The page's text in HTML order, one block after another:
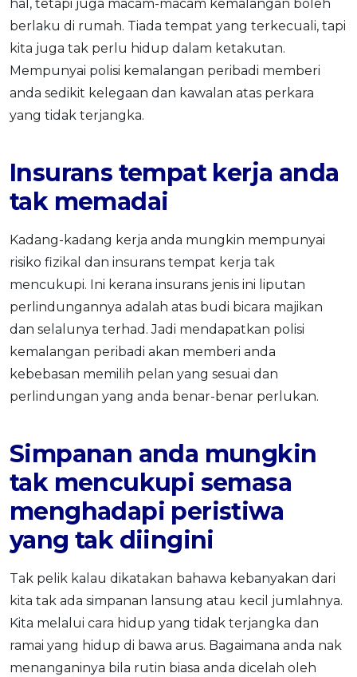
hal, tetapi juga macam-macam kemalangan boleh
berlaku di rumah. Tiada tempat yang terkecuali, tapi
kita juga tak perlu hidup dalam ketakutan.
Mempunyai polisi kemalangan peribadi memberi
anda sedikit kelegaan dan kawalan atas perkara
yang tidak terjangka.
Insurans tempat kerja anda
tak memadai
Kadang-kadang kerja anda mungkin mempunyai
risiko fizikal dan insurans tempat kerja tak
mencukupi. Ini kerana insurans jenis ini liputan
perlindungannya adalah atas budi bicara majikan
dan selalunya terhad. Jadi mendapatkan polisi
kemalangan peribadi akan memberi anda
kebebasan memilih pelan yang sesuai dan
perlindungan yang anda benar-benar perlukan.
Simpanan anda mungkin
tak mencukupi semasa
menghadapi peristiwa
yang tak diingini
Tak pelik kalau dikatakan bahawa kebanyakan dari
kita tak ada simpanan lansung atau kecil jumlahnya.
Kita melalui cara hidup yang tidak terjangka dan
ramai yang hidup di bawa arus. Bagaimana anda nak
menanganinya bila rutin biasa anda dicelah oleh